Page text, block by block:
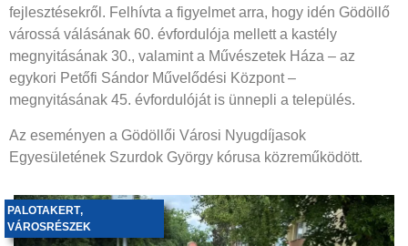
fejlesztésekről. Felhívta a figyelmet arra, hogy idén Gödöllő
várossá válásának 60. évfordulója mellett a kastély
megnyitásának 30., valamint a Művészetek Háza – az
egykori Petőfi Sándor Művelődési Központ –
megnyitásának 45. évfordulóját is ünnepli a település.
Az eseményen a Gödöllői Városi Nyugdíjasok
Egyesületének Szurdok György kórusa közreműködött.
PALOTAKERT,
VÁROSRÉSZEK